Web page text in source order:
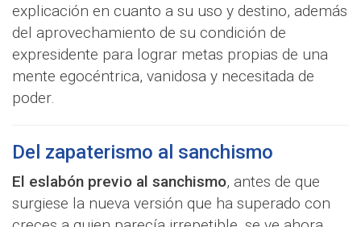
explicación en cuanto a su uso y destino, además
del aprovechamiento de su condición de
expresidente para lograr metas propias de una
mente egocéntrica, vanidosa y necesitada de
poder.
Del zapaterismo al sanchismo
El eslabón previo al sanchismo, antes de que
surgiese la nueva versión que ha superado con